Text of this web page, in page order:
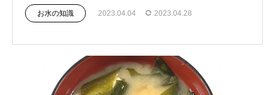
お水の知識 2023.04.04 2023.04.28